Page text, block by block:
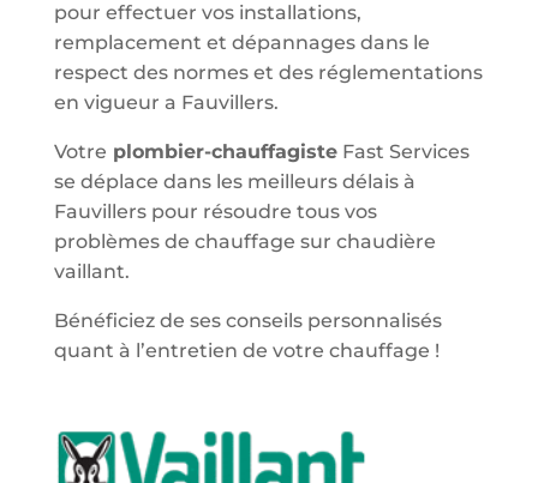
pour effectuer vos installations,
remplacement et dépannages dans le
respect des normes et des réglementations
en vigueur a Fauvillers.
Votre plombier-chauffagisteFast Services
se déplace dans les meilleurs délais à
Fauvillers pour résoudre tous vos
problèmes de chauffage sur chaudière
vaillant.
Bénéficiez de ses conseils personnalisés
quant à l’entretien de votre chauffage !